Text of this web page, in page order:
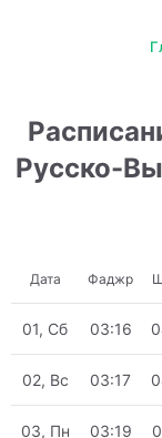
Русско-
Дата Фаджр
01, Сб 03:16
02, Вс 03:17
03, Пн 03:19